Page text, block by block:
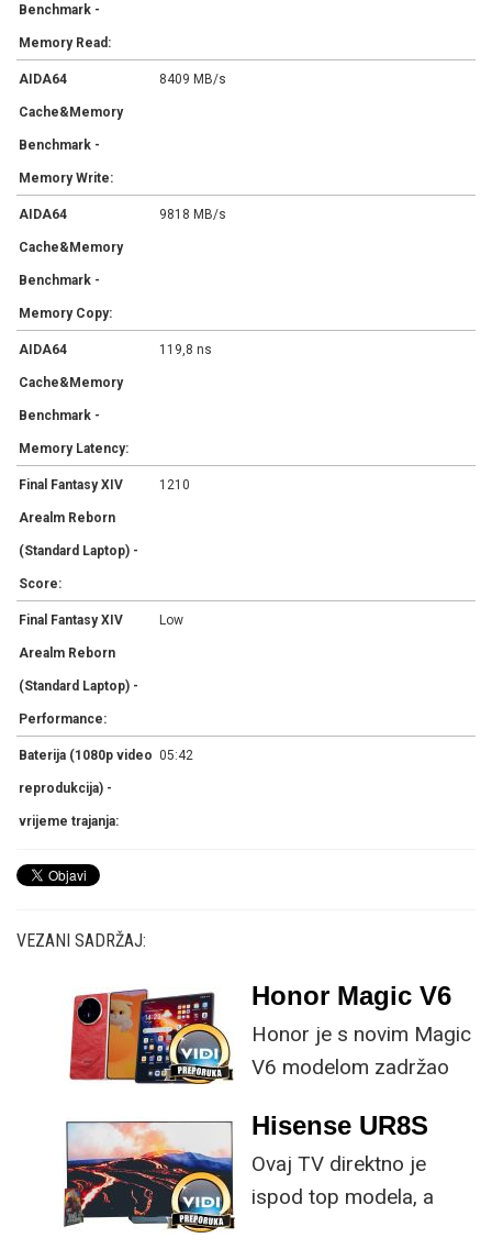
Benchmark -
Memory Read:
AIDA64
Cache&Memory
Benchmark -
Memory Write:
8409 MB/s
AIDA64
Cache&Memory
Benchmark -
Memory Copy:
9818 MB/s
AIDA64
Cache&Memory
Benchmark -
Memory Latency:
119,8 ns
Final Fantasy XIV
Arealm Reborn
(Standard Laptop) -
Score:
1210
Final Fantasy XIV
Arealm Reborn
(Standard Laptop) -
Performance:
Low
Baterija (1080p video
reprodukcija) -
vrijeme trajanja:
05:42
VEZANI SADRŽAJ:
Honor Magic V6
Honor je s novim Magic
V6 modelom zadržao
specifikacije, no
istovremeno
implementirao
Hisense UR8S
Ovaj TV direktno je
ispod top modela, a